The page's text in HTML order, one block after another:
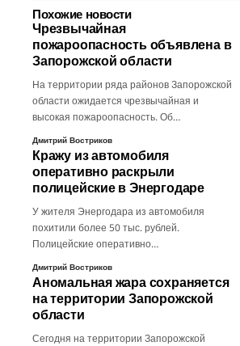
Похожие новости
Чрезвычайная
пожароопасность объявлена в
Запорожской области
На территории ряда районов Запорожской
области ожидается чрезвычайная и
высокая пожароопасность. Об…
Дмитрий Востриков
Кражу из автомобиля
оперативно раскрыли
полицейские в Энергодаре
У жителя Энергодара из автомобиля
похитили более 50 тыс. рублей.
Полицейские оперативно…
Дмитрий Востриков
Аномальная жара сохраняется
на территории Запорожской
области
Сегодня на территории Запорожской